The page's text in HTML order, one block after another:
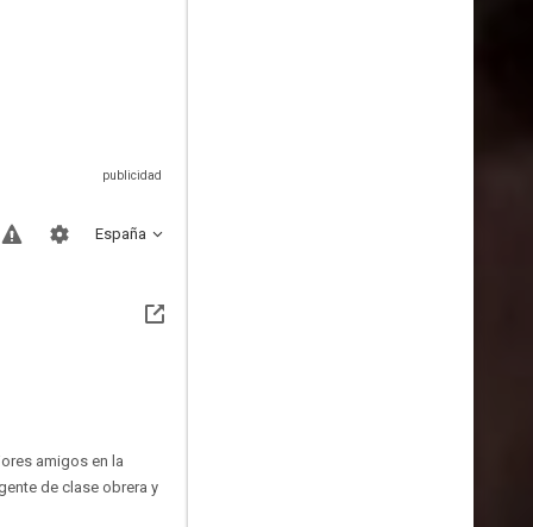
España
amigos en la
de clase obrera y